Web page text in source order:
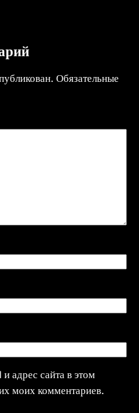
Обязательные
адрес сайта в этом
моих комментариев.